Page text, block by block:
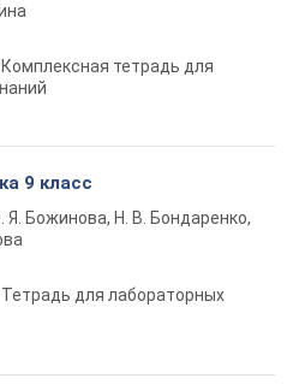
Комплексная тетрадь для
9 класс
Я. Божинова, Н. В. Бондаренко,
Тетрадь для лабораторных